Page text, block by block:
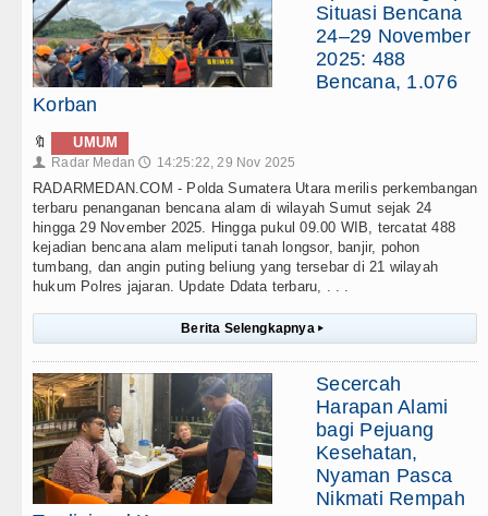
Situasi Bencana
24–29 November
2025: 488
Bencana, 1.076
Korban
🔖 UMUM
👤 Radar Medan 🕔 14:25:22, 29 Nov 2025
RADARMEDAN.COM - Polda Sumatera Utara merilis perkembangan
terbaru penanganan bencana alam di wilayah Sumut sejak 24
hingga 29 November 2025. Hingga pukul 09.00 WIB, tercatat 488
kejadian bencana alam meliputi tanah longsor, banjir, pohon
tumbang, dan angin puting beliung yang tersebar di 21 wilayah
hukum Polres jajaran. Update Ddata terbaru, . . .
Berita Selengkapnya ▸
Secercah
Harapan Alami
bagi Pejuang
Kesehatan,
Nyaman Pasca
Nikmati Rempah